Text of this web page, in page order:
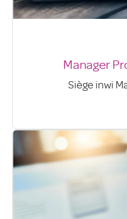
Manager
Siège inwi